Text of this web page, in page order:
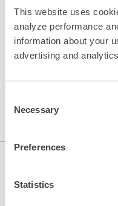
This website uses
analyze performance
information about your
advertising and
Selection
Necessary
Preferences
Statistics